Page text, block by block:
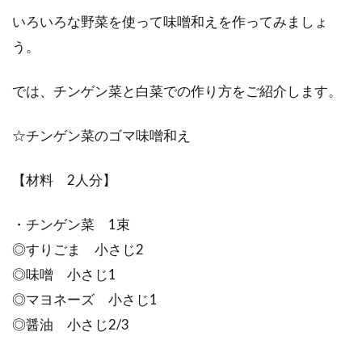
いろいろな野菜を使って味噌和えを作ってみましょ
う。
では、チンゲン菜と白菜での作り方をご紹介します。
☆チンゲン菜のゴマ味噌和え
【材料 2人分】
・チンゲン菜 1束
◎すりごま 小さじ2
◎味噌 小さじ1
◎マヨネーズ 小さじ1
◎醤油 小さじ2/3